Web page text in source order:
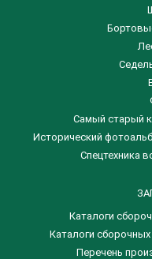
Самый старый
Исторический
Спецтехника
Каталоги
​Каталоги
Перечень